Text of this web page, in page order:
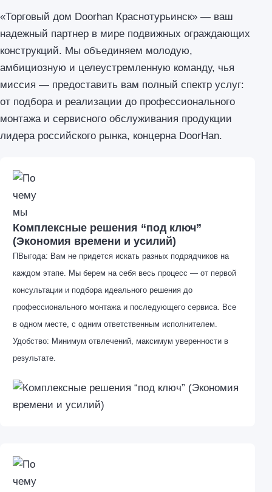
«Торговый дом Doorhan Краснотурьинск» — ваш
надежный партнер в мире подвижных ограждающих
конструкций. Мы объединяем молодую,
амбициозную и целеустремленную команду, чья
миссия — предоставить вам полный спектр услуг:
от подбора и реализации до профессионального
монтажа и сервисного обслуживания продукции
лидера российского рынка, концерна DoorHan.
Комплексные решения “под ключ”
(Экономия времени и усилий)
ПВыгода: Вам не придется искать разных подрядчиков на
каждом этапе. Мы берем на себя весь процесс — от первой
консультации и подбора идеального решения до
профессионального монтажа и последующего сервиса. Все
в одном месте, с одним ответственным исполнителем.
Удобство: Минимум отвлечений, максимум уверенности в
результате.